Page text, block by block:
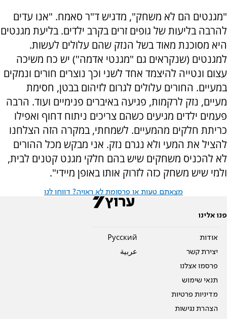
"מגנטים הם לא משחק", מדגיש ד"ר סאמח. "אנו עדים
להרבה בליעות של גופים זרים בקרב ילדים. בליעת מגנטים
היא מסוכנת מאוד בשל הנזק שהם עלולים לעשות.
למגנטים (שנקראים גם "מגנטי אדמה") יש כח משיכה
עצום ונטייה להיצמד אחד לשני וכך נוצרים חורים ונמקים
במעיים. החורים עלולים לגרום לזיהום בבטן, חסימת
מעיים, נזק לרקמות, פגיעה באיברים פנימיים ועוד. הרבה
פעמים ילדים מגיעים כשהם צריכים ניתוח דחוף ואפילו
כריתת חלקים מהמעיים. לשמחתי, במקרה הזה הצלחנו
להציל את המעי ולא נגרם נזק. אני מבקש מכל ההורים
לא להכניס משחקים שיש בהם חלקי מגנט קטנים לבית,
ולמי שיש משחק כזה לזרוק אותו באופן מיידי".
מצאתם טעות או פרסומת לא ראויה? דווחו לנו
פנו אלינו
אודות
יצירת קשר
פרסמו אצלנו
תנאי שימוש
מדיניות פרטיות
הצהרת נגישות
Pусский
عربية